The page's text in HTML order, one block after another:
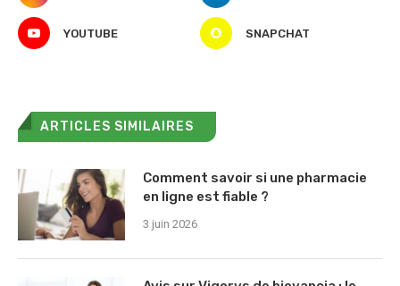
YOUTUBE SNAPCHAT
ARTICLES SIMILAIRES
Comment savoir si une pharmacie
en ligne est fiable ?
3 juin 2026